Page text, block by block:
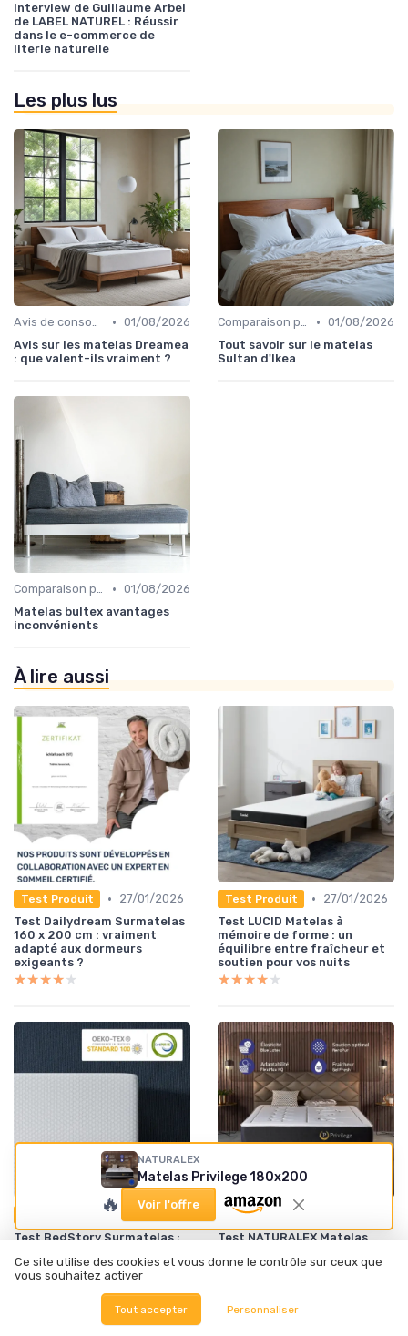
Interview de Guillaume Arbel
de LABEL NATUREL : Réussir
dans le e-commerce de
literie naturelle
Les plus lus
Avis de consommateurs • 01/08/2026
Avis sur les matelas Dreamea
: que valent-ils vraiment ?
Comparaison par marque • 01/08/2026
Tout savoir sur le matelas
Sultan d'Ikea
Comparaison par marque • 01/08/2026
Matelas bultex avantages
inconvénients
À lire aussi
Test Produit •
27/01/2026
Test Dailydream Surmatelas
160 x 200 cm : vraiment
adapté aux dormeurs
exigeants ?
★★★★★
★★★★★
Test Produit •
27/01/2026
Test LUCID Matelas à
mémoire de forme : un
équilibre entre fraîcheur et
soutien pour vos nuits
★★★★★
★★★★★
•
Test BedStory Surmatelas :
vos nuits
★★★★★
★★★★★
Test Produit
Test NATURALEX Matelas
joue sur le confort et la
NATURALEX
Matelas Privilege 180x200
🔥 Voir l'offre
Ce site utilise des cookies et vous donne le contrôle sur ceux que
vous souhaitez activer
Tout accepter Personnaliser